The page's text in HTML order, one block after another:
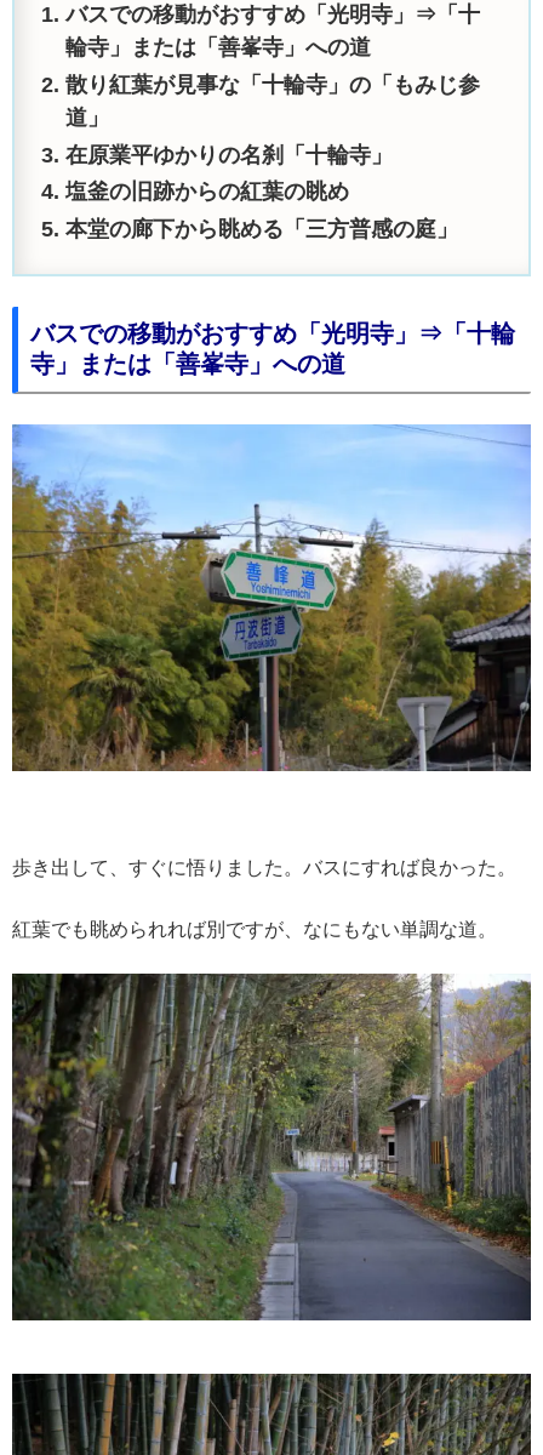
バスでの移動がおすすめ「光明寺」⇒「十
輪寺」または「善峯寺」への道
散り紅葉が見事な「十輪寺」の「もみじ参
道」
在原業平ゆかりの名刹「十輪寺」
塩釜の旧跡からの紅葉の眺め
本堂の廊下から眺める「三方普感の庭」
バスでの移動がおすすめ「光明寺」⇒「十輪
寺」または「善峯寺」への道
歩き出して、すぐに悟りました。バスにすれば良かった。
紅葉でも眺められれば別ですが、なにもない単調な道。